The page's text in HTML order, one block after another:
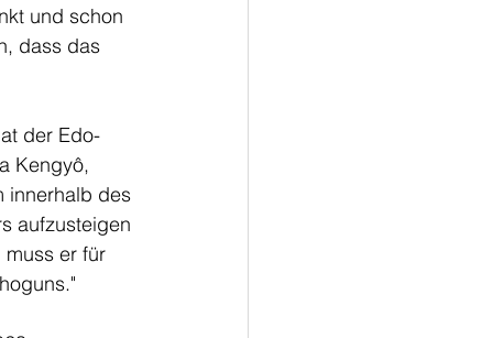
und schon
dass das
der Edo-
Kengyô,
innerhalb des
aufzusteigen
er für